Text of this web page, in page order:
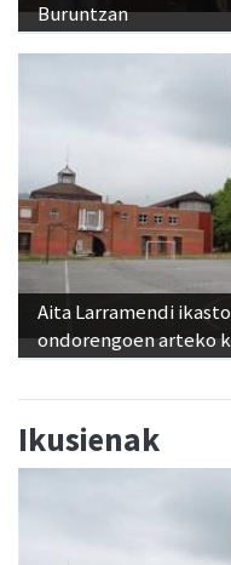
Buruntzan
Aita Larramendi
ondorengoen arteko
Ikusienak